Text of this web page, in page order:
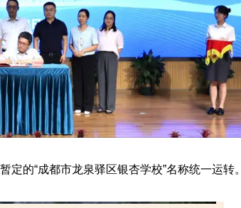
的“成都市龙泉驿区银杏学校”名称统一运转。